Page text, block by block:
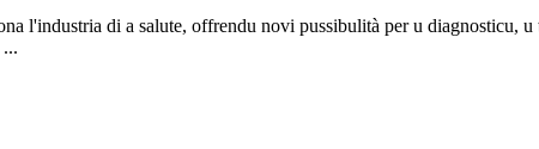
l'industria di a salute, offrendu novi pussibulità per u diagnosticu,